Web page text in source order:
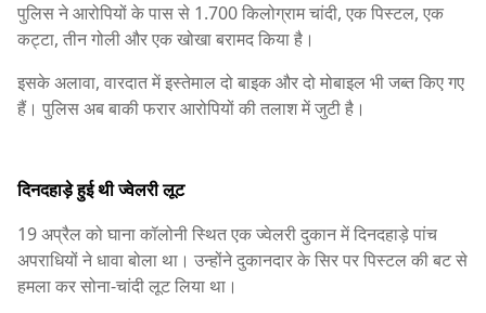
पुलिस ने आरोपियों के पास से 1.700 किलोग्राम चांदी, एक पिस्टल, एक
कट्टा, तीन गोली और एक खोखा बरामद किया है।
इसके अलावा, वारदात में इस्तेमाल दो बाइक और दो मोबाइल भी जब्त किए गए
हैं। पुलिस अब बाकी फरार आरोपियों की तलाश में जुटी है।
दिनदहाड़े हुई थी ज्वेलरी लूट
19 अप्रैल को घाना कॉलोनी स्थित एक ज्वेलरी दुकान में दिनदहाड़े पांच
अपराधियों ने धावा बोला था। उन्होंने दुकानदार के सिर पर पिस्टल की बट से
हमला कर सोना-चांदी लूट लिया था।